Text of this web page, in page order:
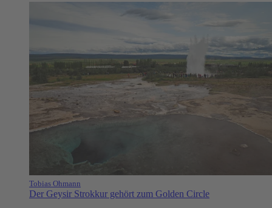
Tobias Ohmann
Der Geysir Strokkur gehört zum Golden Circle